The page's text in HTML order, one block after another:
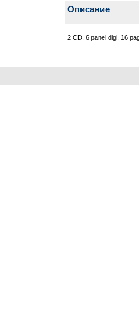
Описание
2 CD, 6 panel digi, 16